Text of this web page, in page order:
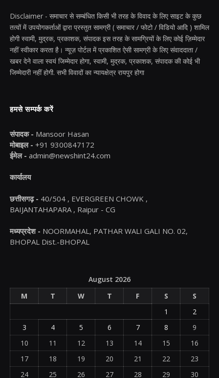
Disclaimer - समाचार से सम्बंधित किसी भी तरह के विवाद के लिए साइट के कुछ
तत्वों में उपयोगकर्ताओं द्वारा प्रस्तुत सामग्री ( समाचार / फोटो / विडियो आदि ) शामिल
होगी स्वामी, मुद्रक, प्रकाशक, संपादक इस तरह के सामग्रियों के लिए कोई ज़िम्मेदार
नहीं स्वीकार करता है। न्यूज़ पोर्टल में प्रकाशित ऐसी सामग्री के लिए संवाददाता /
खबर देने वाला स्वयं जिम्मेदार होगा, स्वामी, मुद्रक, प्रकाशक, संपादक की कोई भी
जिम्मेदारी नहीं होगी. सभी विवादों का न्यायक्षेत्र रायपुर होगा
हमसे सम्पर्क करें
संपादक - Mansoor Hasan
मोबाइल - +91 9300847172
ईमेल - admin@newshint24.com
कार्यालय
छत्तीसगढ़ - 40/504 , EVERGREEN CHOWK ,
BAIJANTAHAPARA , Raipur - CG
मध्यप्रदेश - NOORMAHAL, PATHAR WALI GALI NO. 02,
BHOPAL Dist.-BHOPAL
August 2026
M
T W T F S
S
1
2
3
4 5 6 7 8
9
10
11 12 13 14 15
16
17
18 19 20 21 22
23
24
25 26 27 28 29 30